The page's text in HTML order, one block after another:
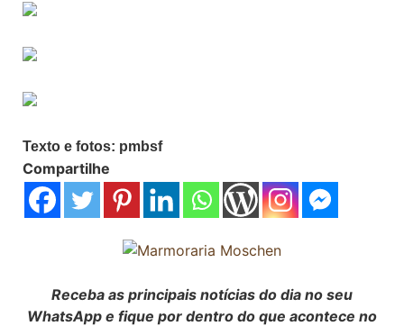
Texto e fotos: pmbsf
Compartilhe
Receba as principais notícias do dia no seu
WhatsApp e fique por dentro do que acontece no